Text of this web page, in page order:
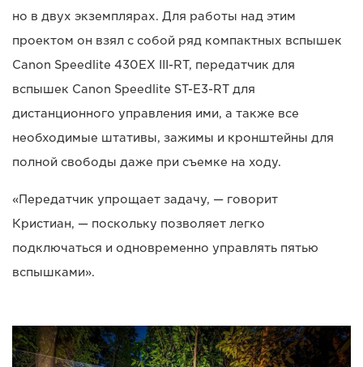
но в двух экземплярах. Для работы над этим
проектом он взял с собой ряд компактных вспышек
Canon Speedlite 430EX III-RT, передатчик для
вспышек Canon Speedlite ST-E3-RT для
дистанционного управления ими, а также все
необходимые штативы, зажимы и кронштейны для
полной свободы даже при съемке на ходу.
«Передатчик упрощает задачу, — говорит
Кристиан, — поскольку позволяет легко
подключаться и одновременно управлять пятью
вспышками».